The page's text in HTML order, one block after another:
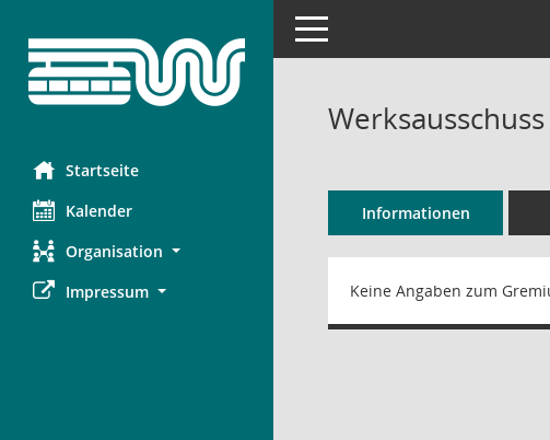
Startseite
Kalender
Organisation
Impressum
Toggle navigation
Informationen
Keine Angaben zum